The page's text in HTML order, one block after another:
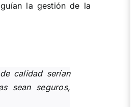
la gestión de la
calidad serían
sean seguros,